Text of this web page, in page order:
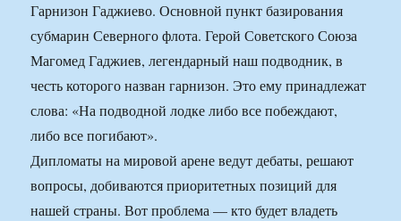
Гарнизон Гаджиево. Основной пункт базирования
субмарин Северного флота. Герой Советского Союза
Магомед Гаджиев, легендарный наш подводник, в
честь которого назван гарнизон. Это ему принадлежат
слова: «На подводной лодке либо все побеждают,
либо все погибают».
Дипломаты на мировой арене ведут дебаты, решают
вопросы, добиваются приоритетных позиций для
нашей страны. Вот проблема — кто будет владеть